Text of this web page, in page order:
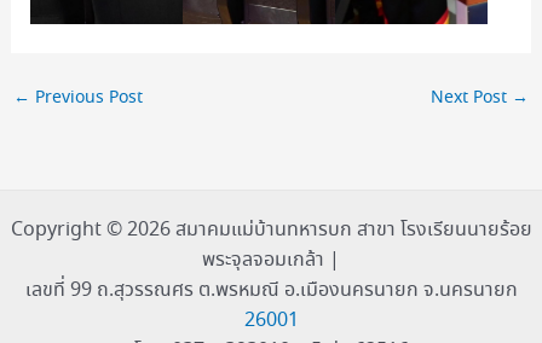
← Previous Post Next Post →
Copyright © 2026 สมาคมแม่บ้านทหารบก สาขา โรงเรียนนายร้อย
พระจุลจอมเกล้า |
เลขที่ 99 ถ.สุวรรณศร ต.พรหมณี อ.เมืองนครนายก จ.นครนายก
26001